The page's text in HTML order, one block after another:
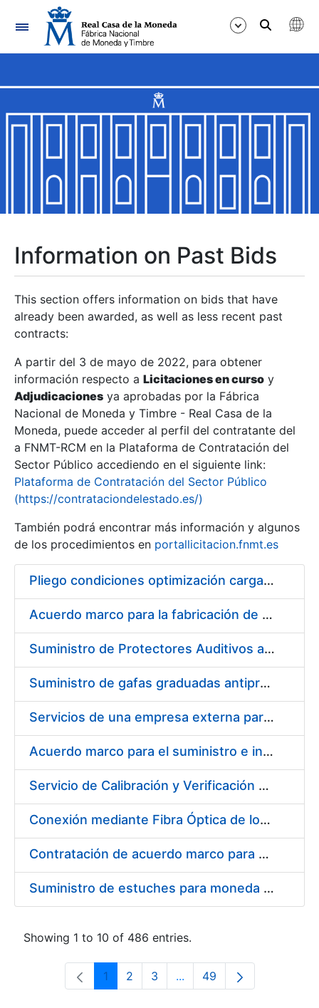
Navigation
Show/Hide
Show/Hide
Show/Hide
Show/Hide
Show/Hide
Show/Hide
Information on Past Bids
This section offers information on bids that have
already been awarded, as well as less recent past
contracts:
A partir del 3 de mayo de 2022, para obtener
información respecto a Licitaciones en curso y
Adjudicaciones ya aprobadas por la Fábrica
Nacional de Moneda y Timbre - Real Casa de la
Moneda, puede acceder al perfil del contratante del
a FNMT-RCM en la Plataforma de Contratación del
Sector Público accediendo en el siguiente link:
Plataforma de Contratación del Sector Público
(https://contrataciondelestado.es/)
También podrá encontrar más información y algunos
de los procedimientos en portallicitacion.fnmt.es
Pliego condiciones optimización cargas compras firmado
Acuerdo marco para la fabricación de piezas
Suministro de Protectores Auditivos a medida para las personas trabajadoras de los Centros de Trabajo de Madrid y Burgos
Suministro de gafas graduadas antiproyecciones para los trabajadores de la FNMT-RCM en los centros de trabajo de Madrid y Burgos
Servicios de una empresa externa para el asesoramiento y resolución de los recursos de alzada que se presentan relacionados con procesos de selección para la FNMT-RCM
Acuerdo marco para el suministro e instalación de persianas, estores y otros complementos
Servicio de Calibración y Verificación Externa de los Equipos de Medición del Servicio de Prevención de la FNMT-RCM
Conexión mediante Fibra Óptica de los Centros de Proceso de Datos (CPDs) de las sedes de la FNMT-RCM de Burgos y Madrid
Contratación de acuerdo marco para el Suministro de Material de Electricidad para la Fábrica Nacional de Moneda y Timbre-Real Casa de la Moneda en su centro de trabajo de Burgos
Suministro de estuches para moneda de 30 €
Showing 1 to 10 of 486 entries.
Page
1 Page
2 Page
3 ...Intermediate Pages Use
Page
49